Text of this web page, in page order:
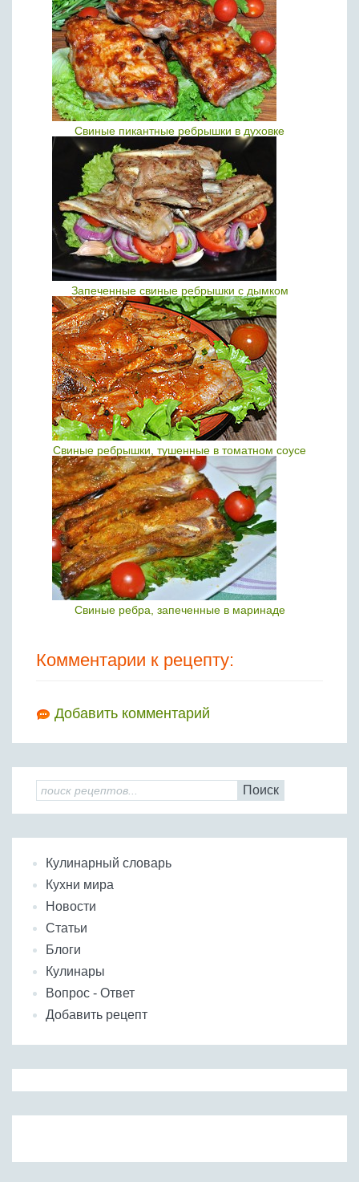
Свиные пикантные ребрышки в духовке
Запеченные свиные ребрышки с дымком
Свиные ребрышки, тушенные в томатном соусе
Свиные ребра, запеченные в маринаде
Комментарии к рецепту:
Добавить комментарий
Поиск
Кулинарный словарь
Кухни мира
Новости
Статьи
Блоги
Кулинары
Вопрос - Ответ
Добавить рецепт